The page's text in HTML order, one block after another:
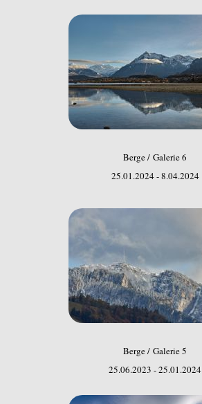
Berge / Galerie 6
25.01.2024 - 8.04.2024
Berge / Galerie 5
25.06.2023 - 25.01.2024